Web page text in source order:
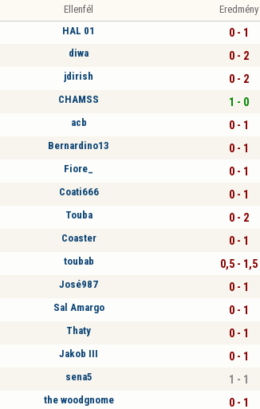
Ellenfél Eredmény
HAL 01 0 - 1
diwa 0 - 2
jdirish 0 - 2
CHAMSS 1 - 0
acb 0 - 1
Bernardino13 0 - 1
Fiore_ 0 - 1
Coati666 0 - 1
Touba 0 - 2
Coaster 0 - 1
toubab 0,5 - 1,5
José987 0 - 1
Sal Amargo 0 - 1
Thaty 0 - 1
Jakob III 0 - 1
sena5 1 - 1
the woodgnome 0 - 1